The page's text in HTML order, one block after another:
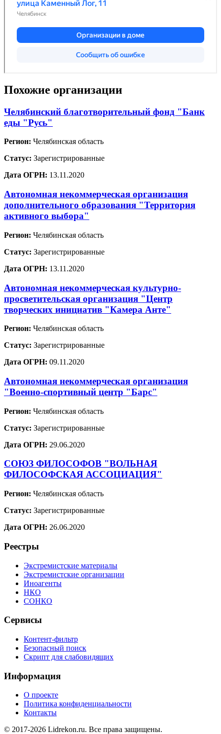
Похожие организации
Челябинский благотворительный фонд "Банк
еды "Русь"
Регион: Челябинская область
Статус: Зарегистрированные
Дата ОГРН: 13.11.2020
Автономная некоммерческая организация
дополнительного образования "Территория
активного выбора"
Регион: Челябинская область
Статус: Зарегистрированные
Дата ОГРН: 13.11.2020
Автономная некоммерческая культурно-
просветительская организация "Центр
творческих инициатив "Камера Анте"
Регион: Челябинская область
Статус: Зарегистрированные
Дата ОГРН: 09.11.2020
Автономная некоммерческая организация
"Военно-спортивный центр "Барс"
Регион: Челябинская область
Статус: Зарегистрированные
Дата ОГРН: 29.06.2020
СОЮЗ ФИЛОСОФОВ "ВОЛЬНАЯ
ФИЛОСОФСКАЯ АССОЦИАЦИЯ"
Регион: Челябинская область
Статус: Зарегистрированные
Дата ОГРН: 26.06.2020
Реестры
Экстремистские материалы
Экстремистские организации
Иноагенты
НКО
СОНКО
Сервисы
Контент-фильтр
Безопасный поиск
Скрипт для слабовидящих
Информация
О проекте
Политика конфиденциальности
Контакты
© 2017-2026 Lidrekon.ru. Все права защищены.